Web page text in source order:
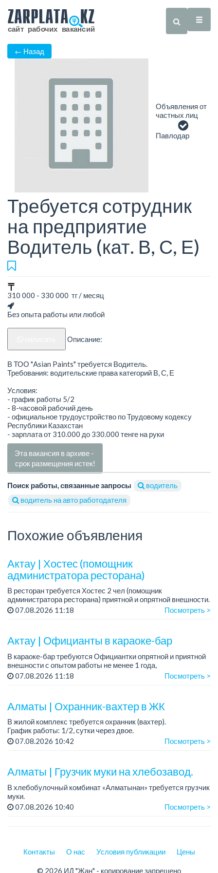
← Назад
Объявления от
частных лиц
Павлодар
Требуется сотрудник
на предприятие
Водитель (кат. В, С, Е)
310 000 - 330 000 тг / месяц
Без опыта работы или любой
Описание:
В ТОО "Asian Paints" требуется Водитель.
Требования: водительские права категорий В, С, Е
Условия:
- график работы 5/2
- 8-часовой рабочий день
- официальное трудоустройство по Трудовому кодексу
Республики Казахстан
- зарплата от 310.000 до 330.000 тенге на руки
Эта вакансия в архиве -
срок размещения истек!
Поиск работы, связанные запросы
водитель
водитель на авто работодателя
Похожие объявления
Актау | Хостес (помощник
администратора ресторана)
В ресторан требуется Хостес 2 чел (помощник
администратора ресторана) приятной и опрятной внешности.
Требования: ответственная, с опытом работы в ресторане,
07.08.2026 11:18 Посмотреть >
Актау | Официанты в караоке-бар
В караоке-бар требуются Официантки опрятной и приятной
внешности с опытом работы не менее 1 года,
совершеннолетние
— Удобный сменный график
...
07.08.2026 11:18 Посмотреть >
Алматы | Охранник-вахтер в ЖК
В жилой комплекс требуется охранник (вахтер).
График работы: 1/2, сутки через двое.
Требования: без вредных привычек. ...
07.08.2026 10:42 Посмотреть >
Алматы | Грузчик муки на хлебозавод.
В хлебобулочный комбинат «Алматынан» требуется грузчик
муки.
График работы: 5/2, с 09.00 до 18.00.
07.08.2026 10:40 Посмотреть >
Контакты О нас Условия публикации Цены
© 2026 ИД "Жан" - копирование запрещено